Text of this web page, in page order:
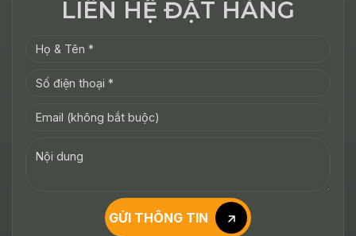
LIÊN HỆ ĐẶT HÀNG
GỬI THÔNG TIN